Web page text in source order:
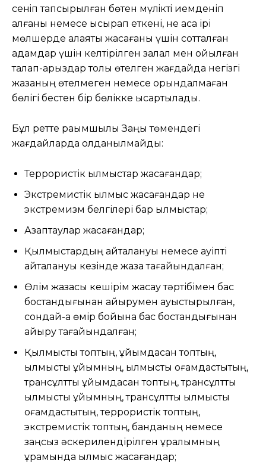
сенiп тапсырылған бөтен мүлiктi иемденіп
алғаны немесе ысырап еткені, не аса ірі
мөлшерде алаяқтық жасағаны үшін сотталған
адамдар үшін келтірілген залал мен қойылған
талап-арыздар толық өтелген жағдайда негізгі
жазаның өтелмеген немесе орындалмаған
бөлігі бестен бір бөлікке қысқартылады.
Бұл ретте рақымшылық Заңы төмендегі
жағдайларда қолданылмайды:
Террористік қылмыстар жасағандар;
Экстремистік қылмыс жасағандар не
экстремизм белгілері бар қылмыстар;
Азаптаулар жасағандар;
Қылмыстардың қайталануы немесе қауіпті
қайталануы кезінде жаза тағайындалған;
Өлім жазасы кешірім жасау тәртібімен бас
бостандығынан айырумен ауыстырылған,
сондай-ақ өмір бойына бас бостандығынан
айыру тағайындалған;
Қылмыстық топтың, ұйымдасқан топтың,
қылмыстық ұйымның, қылмыстық қоғамдастықтың,
трансұлттық ұйымдасқан топтың, трансұлттық
қылмыстық ұйымның, трансұлттық қылмыстық
қоғамдастықтың, террористік топтың,
экстремистік топтың, банданың немесе
заңсыз әскерилендірілген құралымның
құрамында қылмыс жасағандар;